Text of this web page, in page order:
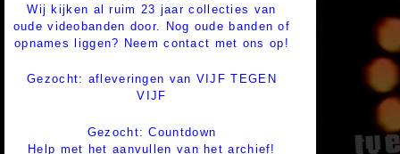
Wij kijken al ruim 23 jaar collecties van
oude videobanden door. Nog oude banden of
opnames liggen? Neem contact met ons op!
Gezocht: afleveringen van VIJF TEGEN
VIJF
Gezocht: Countdown
Help met het aanvullen van het archief!